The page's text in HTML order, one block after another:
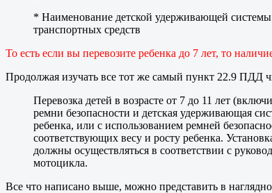
* Наименование детской удерживающей
транспортных средств
То есть если вы перевозите ребенка до 7 лет, то
Продолжая изучать все тот же самый пункт 22.9 ПДД
Перевозка детей в возрасте от 7 до 11 лет
ремни безопасности и детская удерживающая
ребенка, или с использованием ремней
соответствующих весу и росту ребенка.
должны осуществляться в соответствии с
мотоцикла.
Все что написано выше, можно представить в